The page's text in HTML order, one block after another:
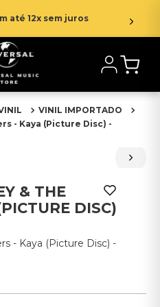
até 12x sem juros
VINIL IMPORTADO
- Kaya (Picture Disc) -
& THE
DISC)
- Kaya (Picture Disc) -